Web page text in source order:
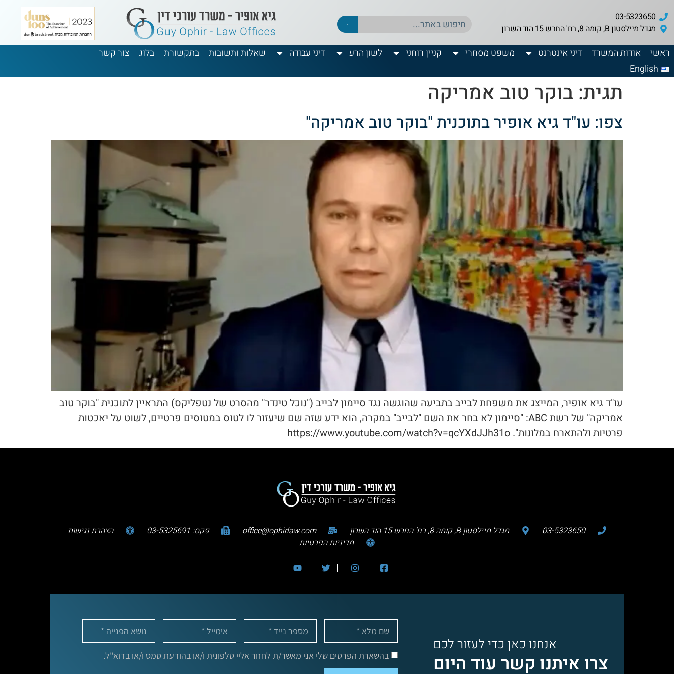
03-5323650
מגדל מיילסטון B, קומה 8, רח' החרש 15 הוד השרון
ראשי אודות המשרד דיני אינטרנט משפט מסחרי קניין רוחני לשון הרע דיני עבודה שאלות ותשובות בתקשורת בלוג
צור קשר
English
תגית: בוקר טוב אמריקה
צפו: עו"ד גיא אופיר בתוכנית "בוקר טוב אמריקה"
עו"ד גיא אופיר, המייצג את משפחת לבייב בתביעה שהוגשה נגד סיימון לבייב ("נוכל טינדר" מהסרט של נטפליקס) התראיין לתוכנית "בוקר טוב
אמריקה" של רשת ABC: "סיימון לא בחר את השם "לבייב" במקרה, הוא ידע שזה שם שיעזור לו לטוס במטוסים פרטיים, לשוט על יאכטות
פרטיות ולהתארח במלונות". https://www.youtube.com/watch?v=qcYXdJJh31o
03-5323650 מגדל מיילסטון B, קומה 8, רח' החרש 15 הוד השרון office@ophirlaw.com פקס: 03-5325691
הצהרת נגישות
מדיניות הפרטיות
אנחנו כאן כדי לעזור לכם
צרו איתנו קשר עוד היום בהשארת הפרטים שלי אני מאשר/ת לחזור אליי טלפונית ו/או בהודעת סמס ו/או בדוא"ל.